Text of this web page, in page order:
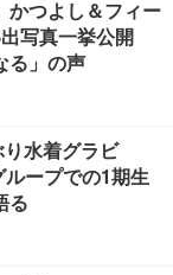
かつよし＆フィー
写真一挙公開
る」の声
水着グラビ
ープでの1期生
る